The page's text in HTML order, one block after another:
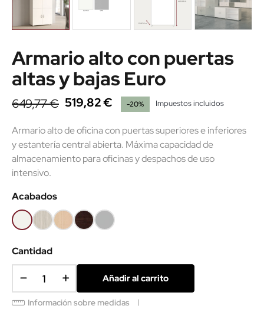
Armario alto con puertas
altas y bajas Euro
649,77 € 519,82 € -20% Impuestos incluidos
Armario alto de oficina con puertas superiores e inferiores
y estantería central abierta. Máxima capacidad de
almacenamiento para oficinas y despachos de uso
intensivo.
Acabados
BlancoRoble
(EMF)
Haya
(EMF)
Wengué
Gris
claro
Cantidad
Añadir al carrito
Información sobre medidas